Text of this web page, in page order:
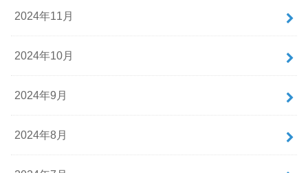
2024年11月
2024年10月
2024年9月
2024年8月